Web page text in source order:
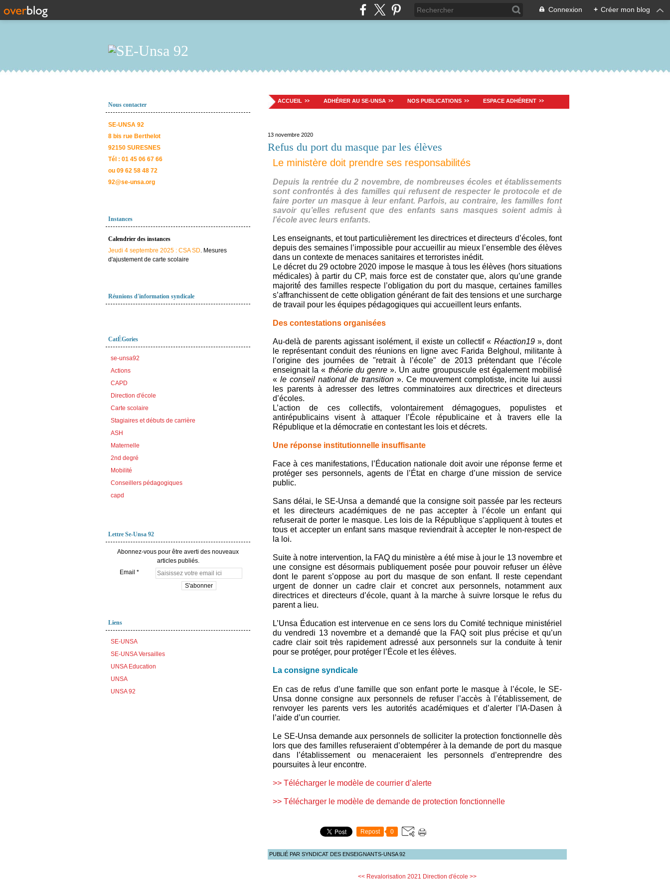
Connexion + Créer mon blog
Nous contacter
SE-UNSA 92
8 bis rue Berthelot
92150 SURESNES
Tél : 01 45 06 67 66
ou 09 62 58 48 72
92@se-unsa.org
Instances
Calendrier des instances
Jeudi 4 septembre 2025 : CSA SD. Mesures
d'ajustement de carte scolaire
Réunions d'information syndicale
CatÉGories
se-unsa92
Actions
CAPD
Direction d'école
Carte scolaire
Stagiaires et débuts de carrière
ASH
Maternelle
2nd degré
Mobilité
Conseillers pédagogiques
capd
Lettre Se-Unsa 92
Abonnez-vous pour être averti des nouveaux
articles publiés.
Email
Liens
SE-UNSA
SE-UNSA Versailles
UNSA Education
UNSA
UNSA 92
ACCUEIL ADHÉRER AU SE-UNSA NOS PUBLICATIONS ESPACE ADHÉRENT
13 novembre 2020
Refus du port du masque par les élèves
Le ministère doit prendre ses responsabilités
Depuis la rentrée du 2 novembre, de nombreuses écoles et établissements
sont confrontés à des familles qui refusent de respecter le protocole et de
faire porter un masque à leur enfant. Parfois, au contraire, les familles font
savoir qu’elles refusent que des enfants sans masques soient admis à
l’école avec leurs enfants.
Les enseignants, et tout particulièrement les directrices et directeurs d’écoles, font
depuis des semaines l’impossible pour accueillir au mieux l’ensemble des élèves
dans un contexte de menaces sanitaires et terroristes inédit.
Le décret du 29 octobre 2020 impose le masque à tous les élèves (hors situations
médicales) à partir du CP, mais force est de constater que, alors qu’une grande
majorité́ des familles respecte l’obligation du port du masque, certaines familles
s’affranchissent de cette obligation générant de fait des tensions et une surcharge
de travail pour les équipes pédagogiques qui accueillent leurs enfants.
Des contestations organisées
Au-delà de parents agissant isolément, il existe un collectif « Réaction19», dont
le représentant conduit des réunions en ligne avec Farida Belghoul, militante à
l’origine des journées de "retrait à l’école" de 2013 prétendant que l’école
enseignait la « théorie du genre». Un autre groupuscule est également mobilisé
« le conseil national de transition ». Ce mouvement complotiste, incite lui aussi
les parents à adresser des lettres comminatoires aux directrices et directeurs
d’écoles.
L’action de ces collectifs, volontairement démagogues, populistes et
antirépublicains visent à attaquer l’École républicaine et à travers elle la
République et la démocratie en contestant les lois et décrets.
Une réponse institutionnelle insuffisante
Face à ces manifestations, l’Éducation nationale doit avoir une réponse ferme et
protéger ses personnels, agents de l’État en charge d’une mission de service
public.
Sans délai, le SE-Unsa a demandé que la consigne soit passée par les recteurs
et les directeurs académiques de ne pas accepter à l’école un enfant qui
refuserait de porter le masque. Les lois de la République s’appliquent à toutes et
tous et accepter un enfant sans masque reviendrait à̀ accepter le non-respect de
la loi.
Suite à notre intervention, la FAQ du ministère a été mise à jour le 13 novembre et
une consigne est désormais publiquement posée pour pouvoir refuser un élève
dont le parent s’oppose au port du masque de son enfant. Il reste cependant
urgent de donner un cadre clair et concret aux personnels, notamment aux
directrices et directeurs d’école, quant à la marche à suivre lorsque le refus du
parent a lieu.
L’Unsa Éducation est intervenue en ce sens lors du Comité technique ministériel
du vendredi 13 novembre et a demandé que la FAQ soit plus précise et qu’un
cadre clair soit très rapidement adressé aux personnels sur la conduite à tenir
pour se protéger, pour protéger l’École et les élèves.
La consigne syndicale
En cas de refus d’une famille que son enfant porte le masque à l’école, le SE-
Unsa donne consigne aux personnels de refuser l’accès à l’établissement, de
renvoyer les parents vers les autorités académiques et d’alerter l’IA-Dasen à
l’aide d’un courrier.
Le SE-Unsa demande aux personnels de solliciter la protection fonctionnelle dès
lors que des familles refuseraient d’obtempérer à la demande de port du masque
dans l’établissement ou menaceraient les personnels d’entreprendre des
poursuites à leur encontre.
>> Télécharger le modèle de courrier d’alerte
>> Télécharger le modèle de demande de protection fonctionnelle
Repost 0
PUBLIÉ PAR SYNDICAT DES ENSEIGNANTS-UNSA 92
<< Revalorisation 2021 Direction d'école >>